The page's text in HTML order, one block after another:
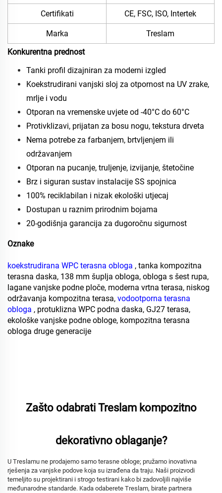
Certifikati CE, FSC, ISO, Intertek
Marka
Treslam
Konkurentna prednost
Tanki profil dizajniran za moderni izgled
Koekstrudirani vanjski sloj za otpornost na UV zrake,
mrlje i vodu
Otporan na vremenske uvjete od -40°C do 60°C
Protivklizavi, prijatan za bosu nogu, tekstura drveta
Nema potrebe za farbanjem, brtvljenjem ili
održavanjem
Otporan na pucanje, truljenje, izvijanje, štetočine
Brz i siguran sustav instalacije SS spojnica
100% reciklabilan i nizak ekološki utjecaj
Dostupan u raznim prirodnim bojama
20-godišnja garancija za dugoročnu sigurnost
Oznake
koekstrudirana WPC terasna obloga , tanka kompozitna
terasna daska, 138 mm šuplja obloga, obloga s šest rupa,
lagane vanjske podne ploče, moderna vrtna terasa, niskog
održavanja kompozitna terasa, vodootporna terasna
obloga , protuklizna WPC podna daska, GJ27 terasa,
ekološke vanjske podne obloge, kompozitna terasna
obloga druge generacije
Zašto odabrati Treslam kompozitno
dekorativno oblaganje?
U Treslamu ne prodajemo samo terasne obloge; pružamo inovativna
rješenja za vanjske podove koja su izrađena da traju. Naši proizvodi
temeljito su projektirani i strogo testirani kako bi zadovoljili najviše
međunarodne standarde. Kada odaberete Treslam, birate partnera